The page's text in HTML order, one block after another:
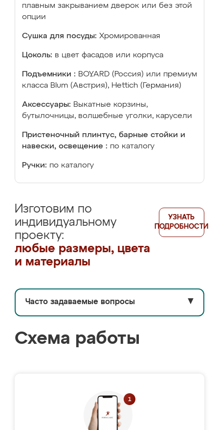
плавным закрыванием дверок или без этой
опции
Сушка для посуды: Хромированная
Цоколь: в цвет фасадов или корпуса
Подъемники : BOYARD (Россия) или премиум
класса Blum (Австрия), Hettich (Германия)
Аксессуары: Выкатные корзины,
бутылочницы, волшебные уголки, карусели
Пристеночный плинтус, барные стойки и
навески, освещение : по каталогу
Ручки: по каталогу
Изготовим по
индивидуальному
проекту:
любые размеры, цвета
и материалы
УЗНАТЬ
ПОДРОБНОСТИ
Часто задаваемые вопросы ▼
Схема работы